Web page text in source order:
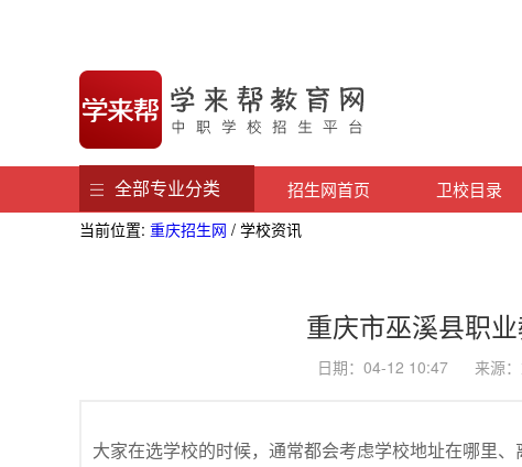
招生网首页 卫校目录
全部专业分类
当前位置: 重庆招生网 / 学校资讯
重庆市巫溪县职
日期：04-12 10:47 来源
大家在选学校的时候，通常都会考虑学校地址在哪里